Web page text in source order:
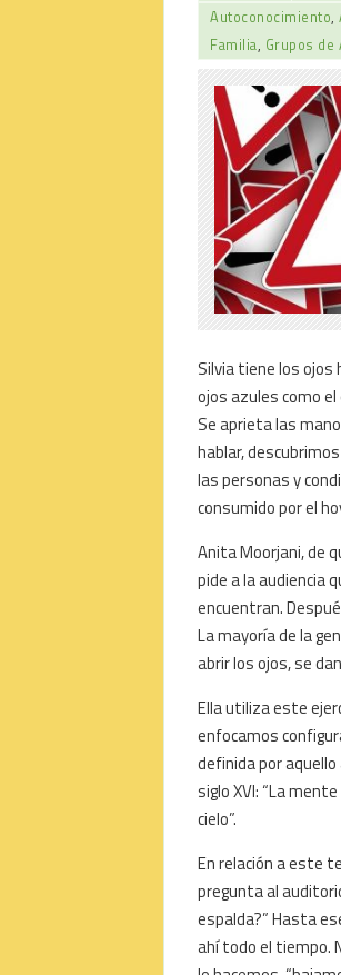
Autoconocimiento,
Familia, Grupos de
Silvia tiene los ojos
ojos azules como
Se aprieta las
hablar,
las personas y
consumido por el
Anita Moorjani, de
pide a la audiencia
encuentran.
La mayoría de la
abrir los ojos, se
Ella utiliza este
enfocamos
definida por
siglo XVI: “La
cielo”.
En relación a este
pregunta al
espalda?” Hasta
ahí todo el tiempo.